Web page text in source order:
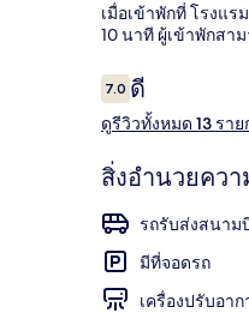
เมื่อเข้าพักที่ โรงแ
10 นาที ผู้เข้าพักสา
รีวิว
7.07.0 จาก 10
ดี
ดูรีวิวทั้งหมด 13 ราย
สิ่งอำนวยคว
รถรับส่งสนาม
มีที่จอดรถ
เครื่องปรับอา